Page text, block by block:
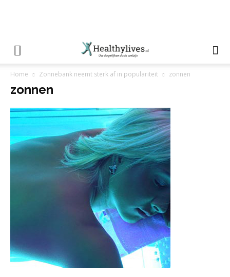
Home Zonnebank neemt sterk af in populariteit zonnen
zonnen